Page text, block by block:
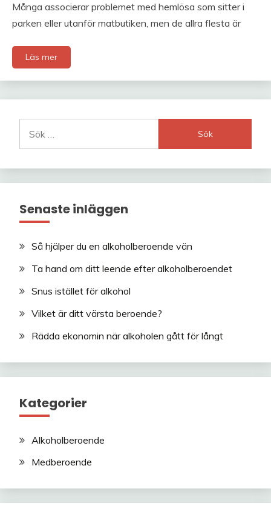
Många associerar problemet med hemlösa som sitter i
parken eller utanför matbutiken, men de allra flesta är
Läs mer
efter:
Senaste inläggen
Så hjälper du en alkoholberoende vän
Ta hand om ditt leende efter alkoholberoendet
Snus istället för alkohol
Vilket är ditt värsta beroende?
Rädda ekonomin när alkoholen gått för långt
Kategorier
Alkoholberoende
Medberoende